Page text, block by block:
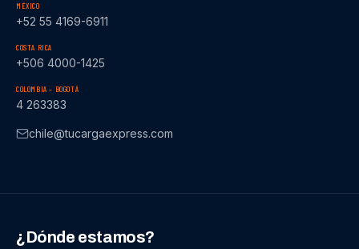
MÉXICO
+52 55 4169-6911
COSTA RICA
+506 4000-1425
COLOMBIA – BOGOTÁ
4 263383
chile@tucargaexpress.com
¿Dónde estamos?